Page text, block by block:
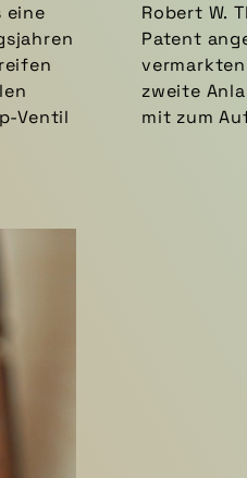
eine
Ventil
nicht
der
mit zum